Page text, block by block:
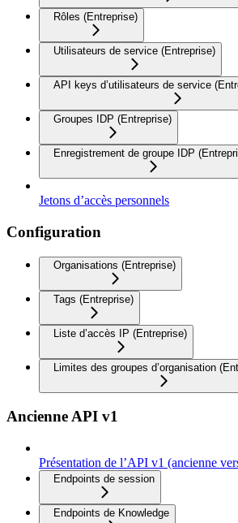
Rôles (Entreprise)
Utilisateurs de service (Entreprise)
API keys d’utilisateurs de service
Groupes IDP (Entreprise)
Enregistrement de groupe IDP
Jetons d’accès personnels
Configuration
Organisations (Entreprise)
Tags (Entreprise)
Liste d’accès IP (Entreprise)
Limites des groupes d’organisation
Ancienne API v1
Présentation de l’API v1 (ancienne
Endpoints de session
Endpoints de Knowledge